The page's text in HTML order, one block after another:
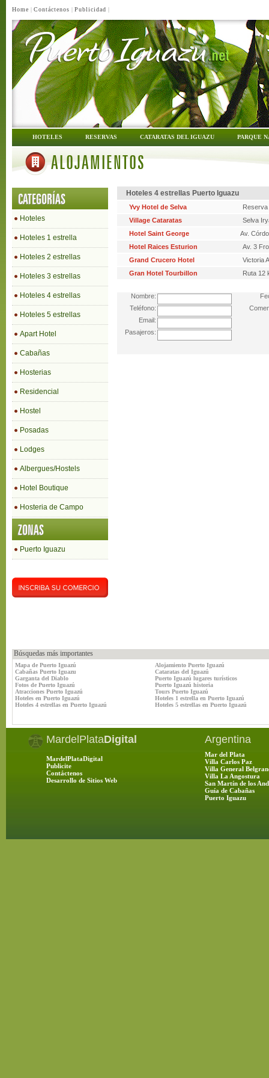
Home | Contáctenos | Publicidad |
HOTELES RESERVAS CATARATAS DEL IGUAZU PARQUE
ALOJAMIENTOS
CATEGORÍAS
Hoteles
Hoteles 1 estrella
Hoteles 2 estrellas
Hoteles 3 estrellas
Hoteles 4 estrellas
Hoteles 5 estrellas
Apart Hotel
Cabañas
Hosterias
Residencial
Hostel
Posadas
Lodges
Albergues/Hostels
Hotel Boutique
Hosteria de Campo
ZONAS
Puerto Iguazu
Hoteles 4 estrellas Puerto Iguazu
Yvy Hotel de Selva
Village Cataratas
Selva
Hotel Saint George
Av.
Hotel Raices Esturion
Av. 3
Grand Crucero Hotel
Victoria
Gran Hotel Tourbillon
Ruta 12
Nombre:
Teléfono:
Email:
Pasajeros:
Búsquedas más importantes
Mapa de Puerto Iguazú
Alojamiento Puerto Iguazú
Cabañas Puerto Iguazu
Cataratas del Iguazú
Garganta del Diablo
Puerto Iguazú lugares turísticos
Fotos de Puerto Iguazú
Puerto Iguazú historia
Atracciones Puerto Iguazú
Tours Puerto Iguazú
Hoteles en Puerto Iguazú
Hoteles 1 estrella en Puerto Iguazú
Hoteles 4 estrellas en Puerto Iguazú
Hoteles 5 estrellas en Puerto Iguazú
MardelPlataDigital
MardelPlataDigital
Publicite
Contáctenos
Desarrollo de Sitios Web
Argentina
Mar del Plata
Villa Carlos Paz
Villa General
Villa La Angostura
San Martín de los
Guía de Cabañas
Puerto Iguazu